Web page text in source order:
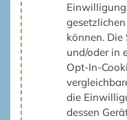
können. Die
und/oder in
Opt-In-
die
dessen